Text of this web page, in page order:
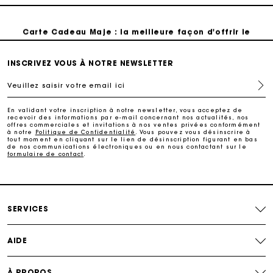
Carte Cadeau Maje : la meilleure façon d'offrir le
cadeau parfait
Livraison à domicile offerte sous 2 à 3 jours ouvrés.
Paiement en 4x fois sans frais
Echanges & Retours offerts
INSCRIVEZ VOUS À NOTRE NEWSLETTER
Veuillez saisir votre email ici
En validant votre inscription à notre newsletter, vous acceptez de
recevoir des informations par e-mail concernant nos actualités, nos
offres commerciales et invitations à nos ventes privées conformément
à notre
Politique de Confidentialité
. Vous pouvez vous désinscrire à
tout moment en cliquant sur le lien de désinscription figurant en bas
de nos communications électroniques ou en nous contactant sur le
formulaire de contact
SERVICES
AIDE